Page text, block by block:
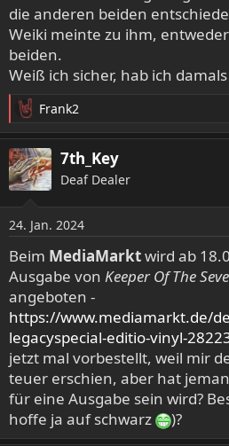
die anderen beiden
Weiki meinte zu ihm,
beiden.
Weiß ich sicher, hab ich
R
e
a
k
t
n
e
n
:
Frank2
7th_Key
Deaf Dealer
24. Jan. 2024
Beim MediaMarktwird ab
Ausgabe von Keeper Of The
angeboten -
https://www.mediamarkt.de/
legacyspecial-editio-vinyl-
jetzt mal vorbestellt, weil mir
teuer erschien, aber hat
für eine Ausgabe sein wird?
hoffe ja auf schwarz
)?